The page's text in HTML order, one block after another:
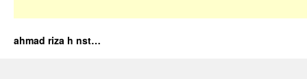
ahmad riza h nst…